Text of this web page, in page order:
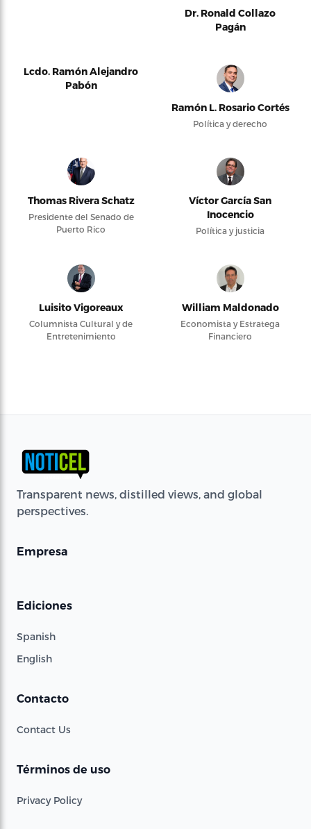
Dr. Ronald Collazo
Pagán
Lcdo. Ramón Alejandro
Pabón
Ramón L. Rosario Cortés
Política y derecho
Thomas Rivera Schatz
Presidente del Senado de
Puerto Rico
Víctor García San
Inocencio
Política y justicia
Luisito Vigoreaux
Columnista Cultural y de
Entretenimiento
William Maldonado
Economista y Estratega
Financiero
Transparent news, distilled views, and global
perspectives.
Empresa
Ediciones
Spanish
English
Contacto
Contact Us
Términos de uso
Privacy Policy